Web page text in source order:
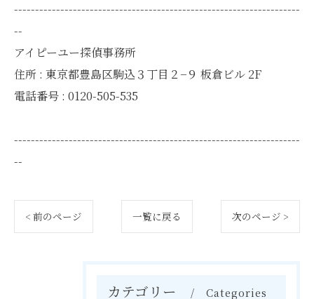
--------------------------------------------------------------------
--
アイピーユー探偵事務所
住所 : 東京都豊島区駒込３丁目２−９ 板倉ビル 2F
電話番号 : 0120-505-535
--------------------------------------------------------------------
--
< 前のページ 一覧に戻る 次のページ >
カテゴリー Categories